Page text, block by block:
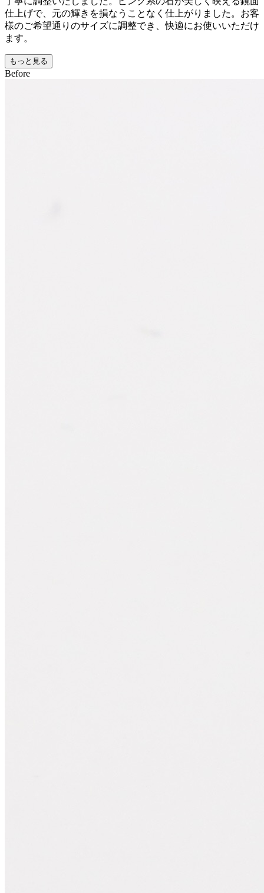
仕上げで、元の輝きを損なうことなく仕上がりました。お客
様のご希望通りのサイズに調整でき、快適にお使いいただけ
ます。
もっと見る
Before